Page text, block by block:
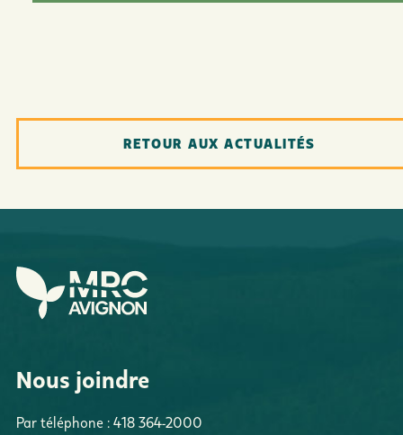
RETOUR AUX ACTUALITÉS
Nous joindre
Par téléphone : 418 364-2000